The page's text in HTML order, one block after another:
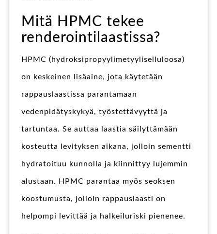
Mitä HPMC tekee
renderointilaastissa?
HPMC (hydroksipropyylimetyyliselluloosa)
on keskeinen lisäaine, jota käytetään
rappauslaastissa parantamaan
vedenpidätyskykyä, työstettävyyttä ja
tartuntaa. Se auttaa laastia säilyttämään
kosteutta levityksen aikana, jolloin sementti
hydratoituu kunnolla ja kiinnittyy lujemmin
alustaan. HPMC parantaa myös seoksen
koostumusta, jolloin rappauslaasti on
helpompi levittää ja halkeiluriski pienenee.